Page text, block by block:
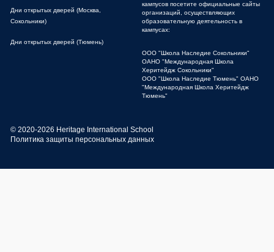
Дни открытых дверей (Москва,
Сокольники)
Дни открытых дверей (Тюмень)
кампусов посетите официальные сайты
организаций, осуществляющих
образовательную деятельность в
кампусах:
ООО "Школа Наследие Сокольники"
ОАНО "Международная Школа
Херитейдж Сокольники"
ООО "Школа Наследие Тюмень" ОАНО
"Международная Школа Херитейдж
Тюмень"
© 2020-2026 Heritage International School
Политика защиты персональных данных